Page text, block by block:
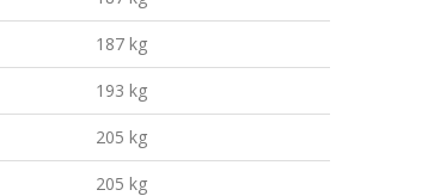
187 kg
193 kg
205 kg
205 kg